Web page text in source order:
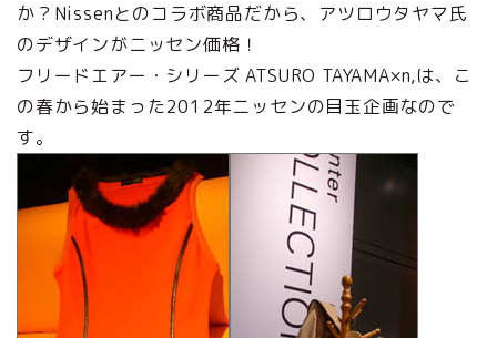
か？Nissenとのコラボ商品だから、アツロウタヤマ氏
のデザインがニッセン価格！
フリードエアー・シリーズ ATSURO TAYAMA×n,は、こ
の春から始まった2012年ニッセンの目玉企画なので
す。